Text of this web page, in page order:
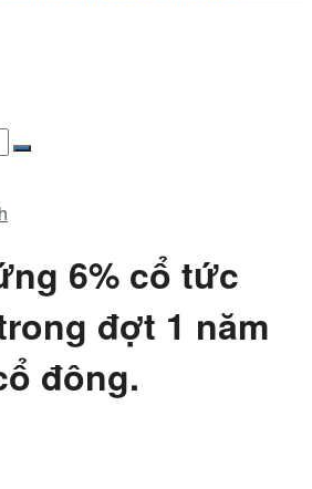
6% cổ tức
đợt 1 năm
đông.